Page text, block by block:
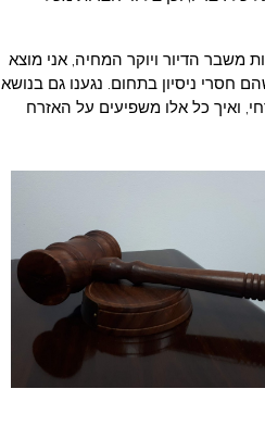
משבר הדיור ויוקר המחיה, אני מוצא
חסרי ניסיון בתחום. נגענו גם בנושא
ואיך כל אלו משפיעים על האזרח